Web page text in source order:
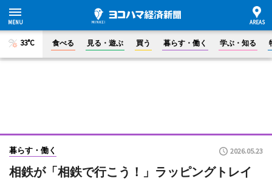
33°C 食べる 見る・遊ぶ 買う 暮らす・働く 学ぶ・知る
暮らす・働く 2026.05.23
相鉄が「相鉄で行こう！」ラッピングトレイ